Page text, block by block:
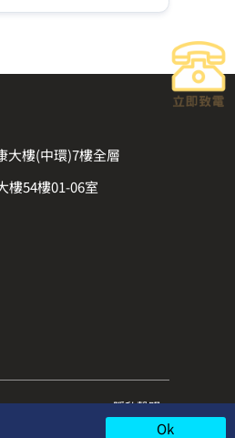
Ok
大樓(中環)7樓全層
樓54樓01-06室
隱私聲明